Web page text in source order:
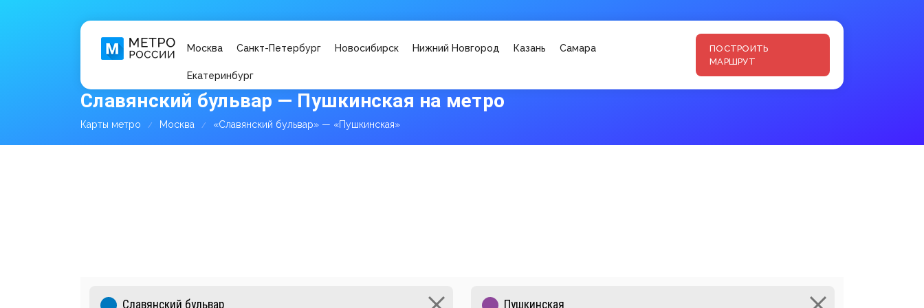
Москва Санкт-Петербург Новосибирск Нижний Новгород Казань Самара
Екатеринбург
ПОСТРОИТЬ
МАРШРУТ
Славянский бульвар — Пушкинская на метро
Карты метро Москва «Славянский бульвар» — «Пушкинская»